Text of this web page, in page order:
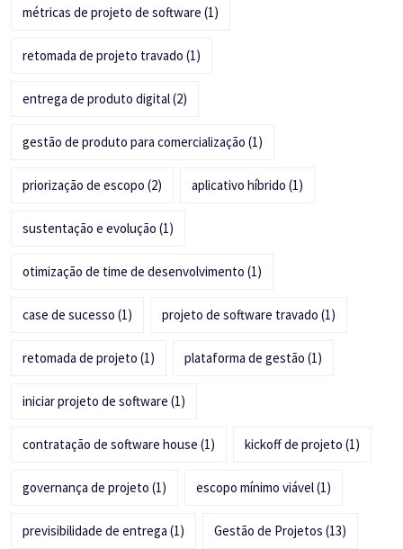
métricas de projeto de software (1)
retomada de projeto travado (1)
entrega de produto digital(2)
gestão de produto para comercialização (1)
priorização de escopo (2) aplicativo híbrido (1)
sustentação e evolução (1)
otimização de time de desenvolvimento (1)
case de sucesso (1) projeto de software travado (1)
retomada de projeto (1) plataforma de gestão (1)
iniciar projeto de software (1)
contratação de software house (1) kickoff de projeto (1)
governança de projeto (1) escopo mínimo viável(1)
previsibilidade de entrega (1) Gestão de Projetos (13)